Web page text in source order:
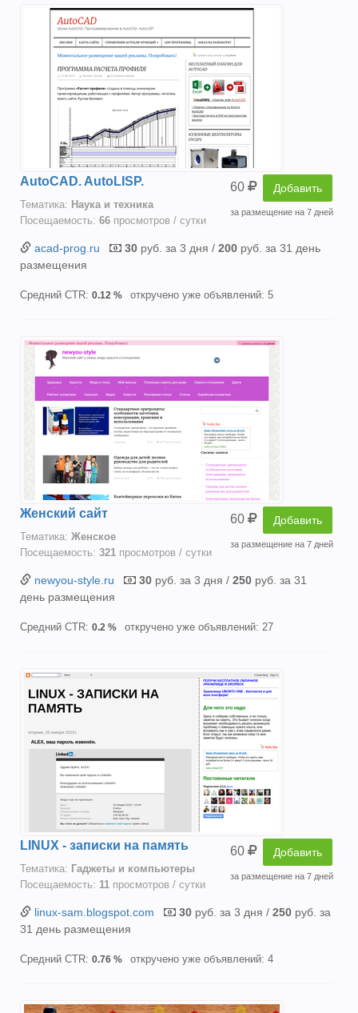
60 Добавить
за размещение на 7 дней
AutoCAD. AutoLISP.
Тематика: Наука и техника
Посещаемость: 66 просмотров / сутки
acad-prog.ru 30 руб. за 3 дня / 200 руб. за 31 день
размещения
Средний CTR: 0.12 % откручено уже объявлений: 5
60 Добавить
за размещение на 7 дней
Женский сайт
Тематика: Женское
Посещаемость: 321 просмотров / сутки
newyou-style.ru 30 руб. за 3 дня / 250 руб. за 31
день размещения
Средний CTR: 0.2 % откручено уже объявлений: 27
60 Добавить
за размещение на 7 дней
LINUX - записки на память
Тематика: Гаджеты и компьютеры
Посещаемость: 11 просмотров / сутки
linux-sam.blogspot.com 30 руб. за 3 дня / 250 руб. за
31 день размещения
Средний CTR: 0.76 % откручено уже объявлений: 4